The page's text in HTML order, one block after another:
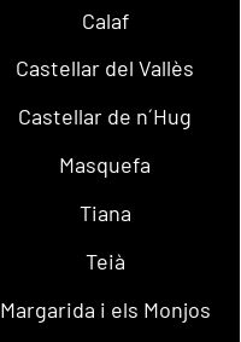
Calaf
Castellar del Vallès
Castellar de n´Hug
Masquefa
Tiana
Teià
Margarida i els Monjos